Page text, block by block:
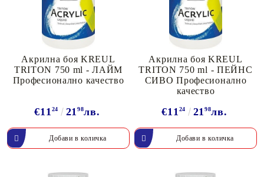
Акрилна боя KREUL
TRITON 750 ml - ЛАЙМ
Професионално качество
€1124 2198лв.
Акрилна боя KREUL
TRITON 750 ml - ПЕЙНС
СИВО Професионално
качество
€1124 2198лв.